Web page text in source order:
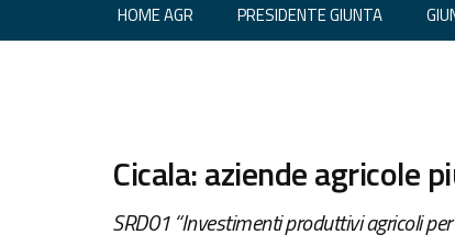
HOME AGR PRESIDENTE GIUNTA
Cicala: aziende agricole
SRD01 “Investimenti produttivi agricoli per